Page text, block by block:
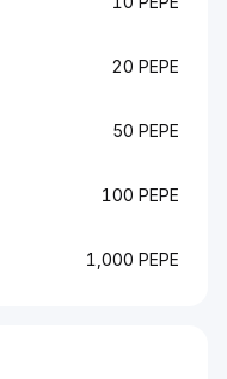
20 PEPE
50 PEPE
100 PEPE
1,000 PEPE